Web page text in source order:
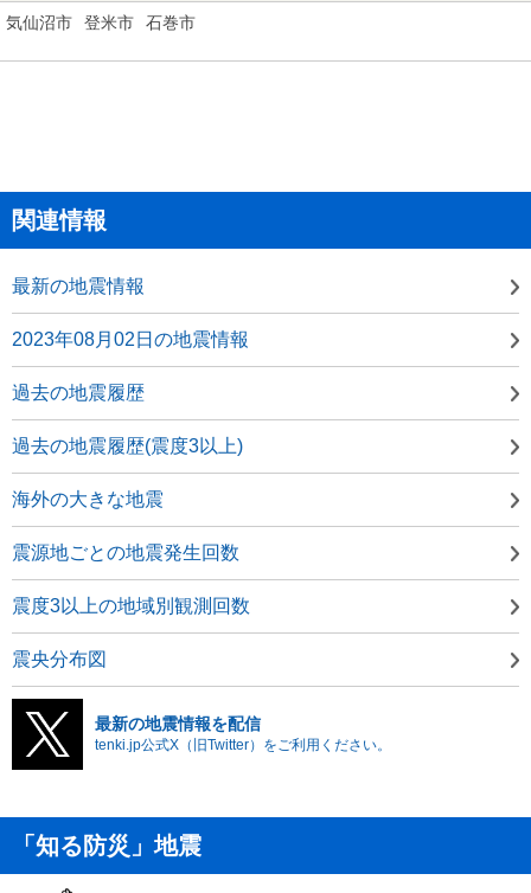
気仙沼市 登米市 石巻市
関連情報
最新の地震情報
2023年08月02日の地震情報
過去の地震履歴
過去の地震履歴(震度3以上)
海外の大きな地震
震源地ごとの地震発生回数
震度3以上の地域別観測回数
震央分布図
最新の地震情報を配信
tenki.jp公式X（旧Twitter）をご利用ください。
「知る防災」地震